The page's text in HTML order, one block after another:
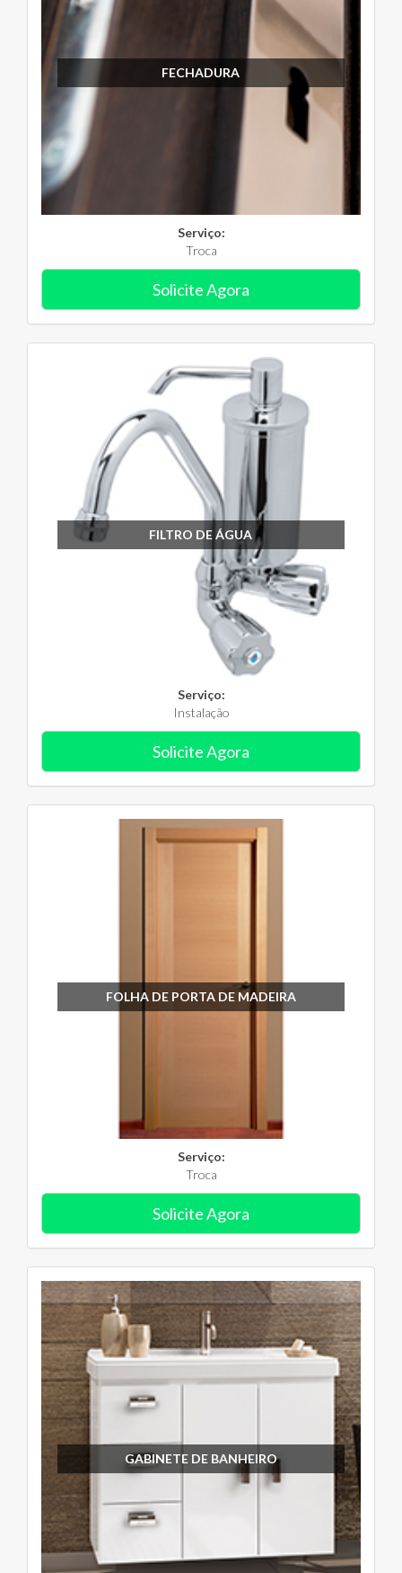
FECHADURA
Serviço:
Troca
Solicite Agora
FILTRO DE ÁGUA
Serviço:
Instalação
Solicite Agora
FOLHA DE PORTA DE MADEIRA
Serviço:
Troca
Solicite Agora
GABINETE DE BANHEIRO